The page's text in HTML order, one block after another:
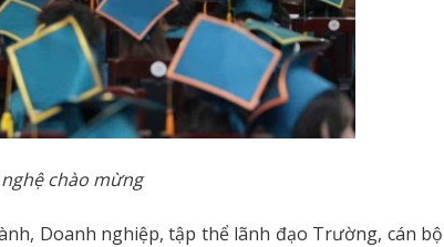
chào mừng
Doanh nghiệp, tập thể lãnh đạo Trường, cán bộ